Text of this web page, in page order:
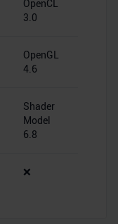
OpenCL
3.0
OpenGL
4.6
Shader
Model
6.8
❌